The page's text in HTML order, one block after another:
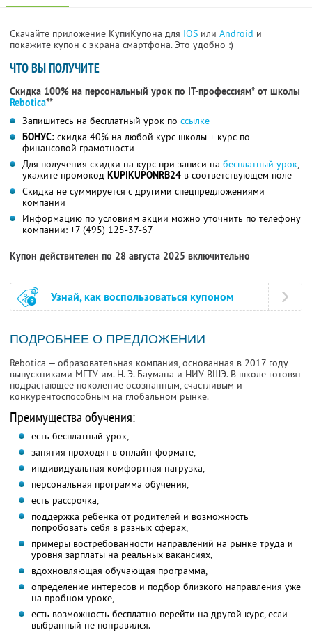
Скачайте приложение КупиКупона для IOS или Android и
покажите купон с экрана смартфона. Это удобно :)
ЧТО ВЫ ПОЛУЧИТЕ
Скидка 100% на персональный урок по IT-профессиям* от школы
Rebotica**
Запишитесь на бесплатный урок по ссылке
БОНУС: скидка 40% на любой курс школы + курс по
финансовой грамотности
Для получения скидки на курс при записи на бесплатный урок,
укажите промокод KUPIKUPONRB24 в соответствующем поле
Скидка не суммируется с другими спецпредложениями
компании
Информацию по условиям акции можно уточнить по телефону
компании: +7 (495) 125-37-67
Купон действителен по 28 августа 2025 включительно
Узнай, как воспользоваться купоном
ПОДРОБНЕЕ О ПРЕДЛОЖЕНИИ
Rebotica — образовательная компания, основанная в 2017 году
выпускниками МГТУ им. Н. Э. Баумана и НИУ ВШЭ. В школе готовят
подрастающее поколение осознанным, счастливым и
конкурентоспособным на глобальном рынке.
Преимущества обучения:
есть бесплатный урок,
занятия проходят в онлайн-формате,
индивидуальная комфортная нагрузка,
персональная программа обучения,
есть рассрочка,
поддержка ребенка от родителей и возможность
попробовать себя в разных сферах,
примеры востребованности направлений на рынке труда и
уровня зарплаты на реальных вакансиях,
вдохновляющая обучающая программа,
определение интересов и подбор близкого направления уже
на пробном уроке,
есть возможность бесплатно перейти на другой курс, если
выбранный не понравился.